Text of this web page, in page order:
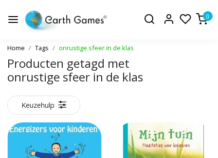
0
Home Tags onrustige sfeer in de klas
Producten getagd met
onrustige sfeer in de klas
Keuzehulp